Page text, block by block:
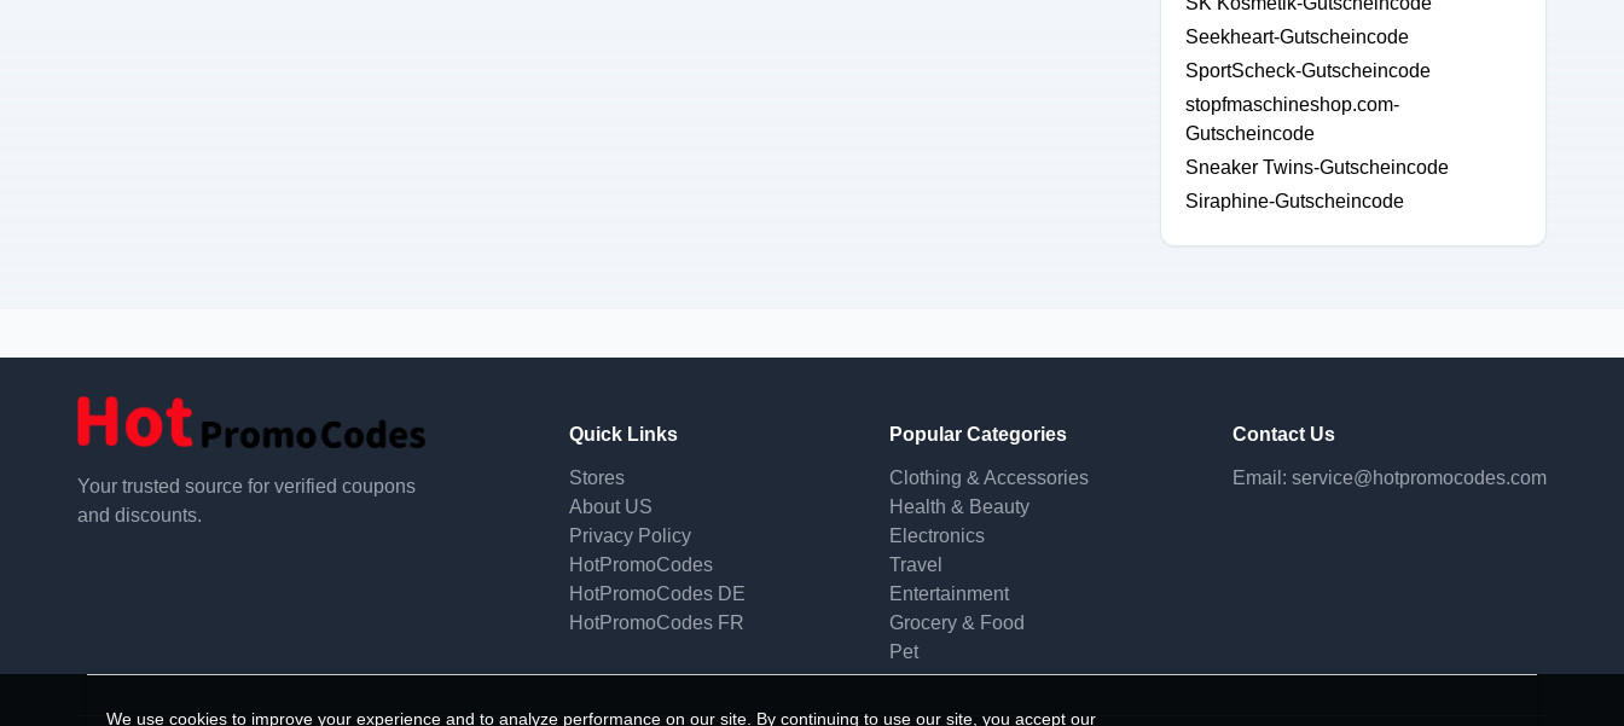
Seekheart-Gutscheincode
SportScheck-Gutscheincode
stopfmaschineshop.com-
Gutscheincode
Sneaker Twins-Gutscheincode
Siraphine-Gutscheincode
Your trusted source for verified coupons
and discounts.
Quick Links
Stores
About US
Privacy Policy
HotPromoCodes
HotPromoCodes DE
HotPromoCodes FR
Popular Categories
Clothing & Accessories
Health & Beauty
Electronics
Travel
Entertainment
Grocery & Food
Pet
Contact Us
Email: service@hotpromocodes.com
We use cookies to improve your experience and to analyze performance on our site. By continuing to use our site, you accept our